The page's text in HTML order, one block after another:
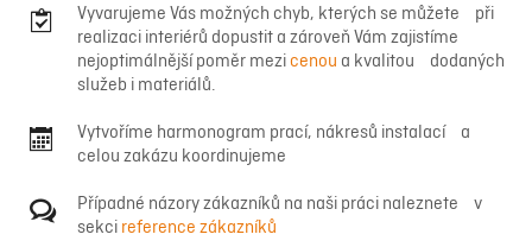
Vyvarujeme Vás možných chyb, kterých se můžete při
realizaci interiérů dopustit a zároveň Vám zajistíme
nejoptimálnější poměr mezicenou a kvalitou dodaných
služeb i materiálů.
Vytvoříme harmonogram prací, nákresů instalací a
celou zakázu koordinujeme
Případné názory zákazníků na naši práci naleznete v
sekci reference zákazníků